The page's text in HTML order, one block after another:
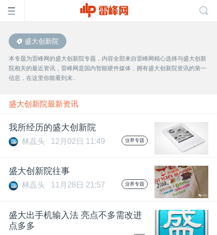
首
页
雷
峰
公
开
盛大创新院
本专题为雷峰网的盛大创新院专题，内容全部来自雷峰网精心选择与盛大创新
院相关的最近资讯，雷峰网是国内智能硬件媒体，拥有盛大创新院资讯的第一
信息，在这里你能看到未..
盛大创新院最新资讯
我所经历的盛大创新院
林藠头 12月02日 11:49 业界专题
盛大创新院往事
林藠头 11月28日 21:57 业界专题
盛大出手机输入法 亮点不多需改进
点多多